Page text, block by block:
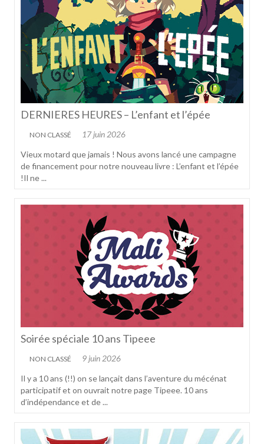
DERNIERES HEURES – L’enfant et l’épée
NON CLASSÉ
17 juin 2026
Vieux motard que jamais ! Nous avons lancé une campagne
de financement pour notre nouveau livre : L’enfant et l’épée
!Il ne ...
Soirée spéciale 10 ans Tipeee
NON CLASSÉ
9 juin 2026
Il y a 10 ans (!!) on se lançait dans l’aventure du mécénat
participatif et on ouvrait notre page Tipeee. 10 ans
d’indépendance et de ...